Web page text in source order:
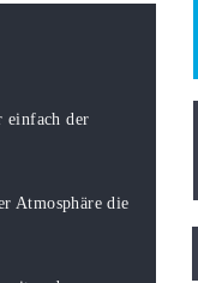
einfach der
Atmosphäre die